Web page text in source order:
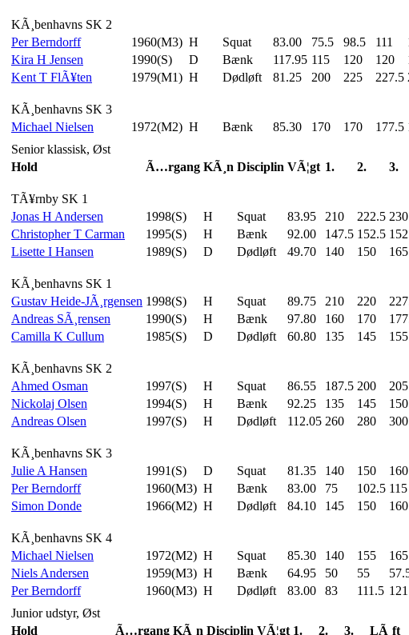
KÃ¸benhavns SK 2
Per Berndorff
1960(M3) H Squat 83.00 75.5 98.5 111
Kira H Jensen
1990(S) D Bænk 117.95 115 120 120
Kent T FlÃ¥ten
1979(M1) H Dødløft 81.25 200 225 227.5
KÃ¸benhavns SK 3
Michael Nielsen
1972(M2) H Bænk 85.30 170 170 177.5
Senior klassisk, Øst
Hold
Ã…rgang KÃ¸n Disciplin VÃ¦gt 1. 2. 3.
TÃ¥rnby SK 1
Jonas H Andersen
1998(S) H Squat 83.95 210 222.5 230
Christopher T Carman
1995(S) H Bænk 92.00 147.5 152.5
Lisette I Hansen
1989(S) D Dødløft 49.70 140 150 165
KÃ¸benhavns SK 1
Gustav Heide-JÃ¸rgensen 1998(S) H Squat 89.75 210 220
Andreas SÃ¸rensen
1990(S) H Bænk 97.80 160 170
Camilla K Cullum
1985(S) D Dødløft 60.80 135 145 155
KÃ¸benhavns SK 2
Ahmed Osman
1997(S) H Squat 86.55 187.5 200 205
Nickolaj Olsen
1994(S) H Bænk 92.25 135 145 150
Andreas Olsen
1997(S) H Dødløft 112.05 260 280 300
KÃ¸benhavns SK 3
Julie A Hansen
1991(S) D Squat 81.35 140 150 160
Per Berndorff
1960(M3) H Bænk 83.00 75 102.5 115
Simon Donde
1966(M2) H Dødløft 84.10 145 150 160
KÃ¸benhavns SK 4
Michael Nielsen
1972(M2) H Squat 85.30 140 155 165
Niels Andersen
1959(M3) H Bænk 64.95 50 55
Per Berndorff
1960(M3) H Dødløft 83.00 83 111.5 121
Junior udstyr, Øst
Hold
Ã…rgang KÃ¸n Disciplin VÃ¦gt 1. 2. 3. LÃ¸ft